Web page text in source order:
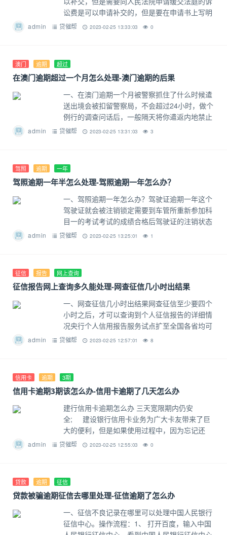
讼费是可以申请补交的，但是要在申请书上写明
未按时缴纳诉讼费的原因。民事案件立案受理
admin 贷催帮 2023-02-25 13:33:03 0
澳门 逾期 超过
在澳门逾期超过一个月怎么处理-澳门逾期的后果
一、在澳门逾期一个月被警察抓住了什么时候遣
送出境会被扣留警察局，不会超过24小时，做个
例行的调查问话后，一般隔天将你遣返内地禁止
你半年或者更久时间内进入澳门（视你滞留的时
admin 贷催帮 2023-02-25 13:31:03 3
驾照 逾期 一年
驾照逾期一年半怎么处理-驾照逾期一年怎么办？
一、驾照逾期一年怎么办？驾驶证逾期一年这个
驾驶证就会被注销锁定需要到车管所重新参加科
目一的考试考试的成绩合格后驾驶证的注销状态
就会被解锁就可以正常更换新的驾驶证如果科目
admin 贷催帮 2023-02-25 13:25:01 1
征信 报告 网上查询
征信报告网上查询多久能处理-网查征信几小时出结果
一、网查征信几小时出结果网查征信至少要四个
小时之后，才可以查询到个人征信报告的详细情
况央行个人信用报告服务试点扩至全国各省均可
网上查询，人民银行征信中心开通了个人信用信
admin 贷催帮 2023-02-25 12:57:01 8
信用卡 逾期 3期
信用卡逾期3期该怎么办-信用卡逾期了几天怎么办
建行信用卡逾期怎么办 三天宽限期内仍安
全; 建设银行信用卡业务为广大卡友带来了巨
大的便利，但是如果使用过程中，因为忘记还
款，导致建行信用卡逾期，也让不少卡友头疼不
admin 贷催帮 2023-02-25 12:55:03 0
贷款 逾期 征信
贷款被骗逾期征信去哪里处理-征信逾期了怎么办
一、征信不良记录在哪里可以处理中国人民银行
征信中心。操作流程：1、 打开百度，输入中国